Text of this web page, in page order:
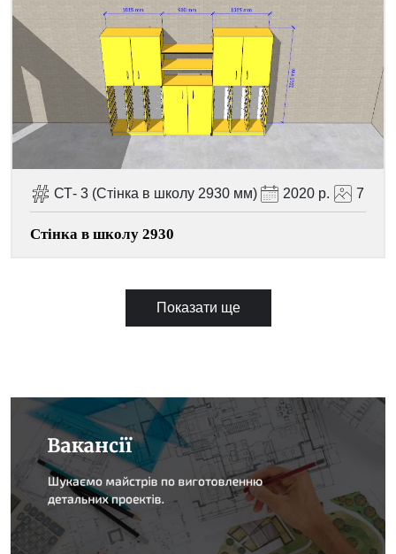
СТ- 3 (Стінка в школу 2930 мм) 2020 р. 7
Стінка в школу 2930
Показати ще